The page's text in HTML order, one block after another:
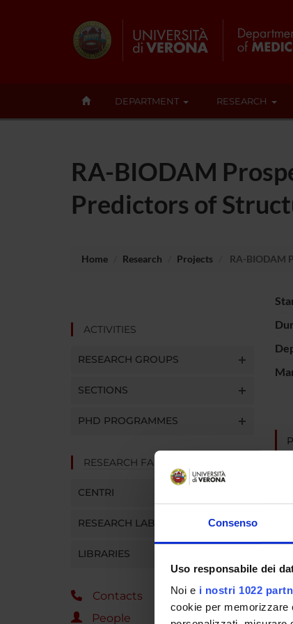
Consenso
Uso responsabile dei
Noi e i nostri 1022
cookie per memorizzare
DEPARTMENT RESEARCH
RA-BIODAM
Predictors of
Home Research Projects RA-BIODAM
ACTIVITIES
RESEARCH GROUPS
SECTIONS
PHD PROGRAMMES
RESEARCH FACILITIES
CENTRI
RESEARCH LABORATORIES
LIBRARIES
Contacts
People